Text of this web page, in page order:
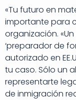
«Tu futuro en
importante para
organización.
‘preparador de
autorizado en
tu caso. Sólo un
representarte
de inmigración